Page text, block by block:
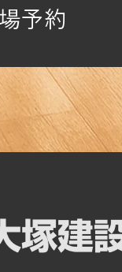
予約